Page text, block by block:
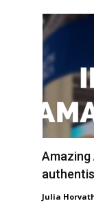
Amazing
Julia